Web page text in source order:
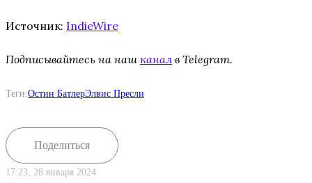
Источник: IndieWire
Подписывайтесь на наш канал в Telegram.
Теги:Остин БатлерЭлвис Пресли
Поделиться
17:23, 28 января 2024